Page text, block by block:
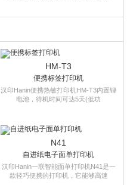
HM-T3
便携标签打印机
汉印Hanin便携热敏打印机HM-T3内置锂
电池，待机时间可达5天(低功
N41
自进纸电子面单打印机
汉印Hanin一联智能面单打印机N41是一
款轻巧便携的打印机，它能够高速